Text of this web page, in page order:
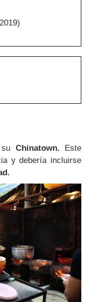
Chinatown. Este
y debería incluirse